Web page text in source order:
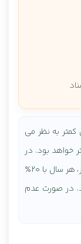
کمتر به نظر می
خواهد بود. در
پژواک شما یک بار خرید می کنید و در صورت نیاز، هر سال با ۲۰٪
در صورت عدم